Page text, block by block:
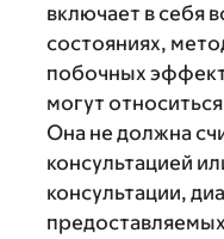
включает в себя
состояниях,
побочных
могут
Она не должна
консультацией
консультации,